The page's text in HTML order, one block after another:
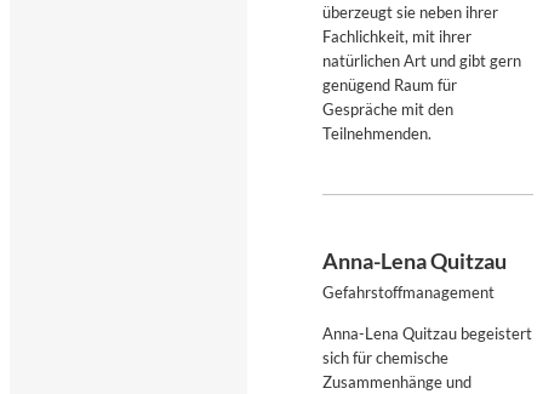
überzeugt sie neben ihrer
Fachlichkeit, mit ihrer
natürlichen Art und gibt gern
genügend Raum für
Gespräche mit den
Teilnehmenden.
Anna-Lena Quitzau
Gefahrstoffmanagement
Anna-Lena Quitzau begeistert
sich für chemische
Zusammenhänge und